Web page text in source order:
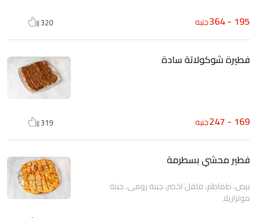
195 - 364 جنيه 320
فطيرة شوكولاتة سادة
169 - 247 جنيه 319
فطير محشي بسطرمة
بيض، طماطم، فلفل اخضر، جبنة رومى، جبنة
موتزاريلا